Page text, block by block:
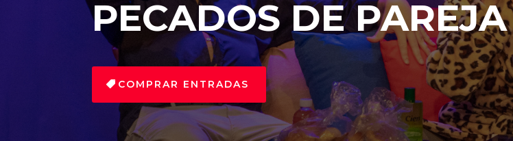
PECADOS DE PAREJA
COMPRAR ENTRADAS